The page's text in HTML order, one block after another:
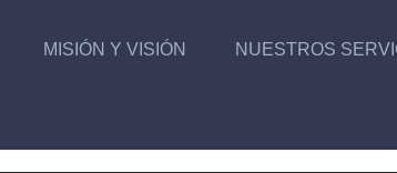
MISIÓN Y VISIÓN NUESTROS